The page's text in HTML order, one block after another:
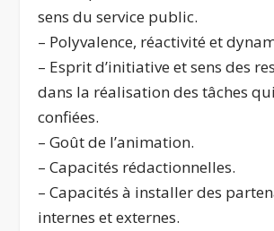
sens du service public.
– Polyvalence, réactivité et
– Esprit d’initiative et sens des
dans la réalisation des tâches
confiées.
– Goût de l’animation.
– Capacités rédactionnelles.
– Capacités à installer des
internes et externes.